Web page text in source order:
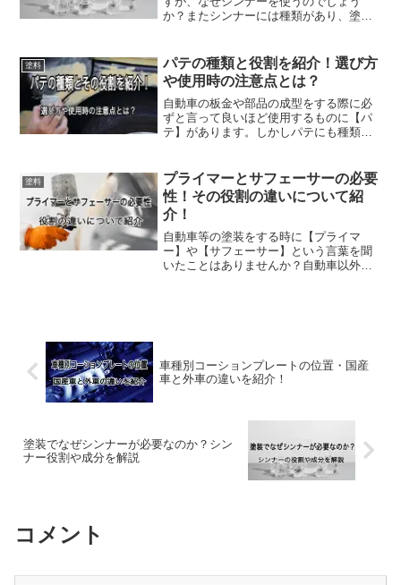
か？またシンナーには種類があり、塗料
種類について紹介していきます。シンナ
ーとはシンナーは基本的に塗...
塗料
パテの種類と役割を紹介！選び方
や使用時の注意点とは？
自動車の板金や部品の成型をする際に必
ずと言って良いほど使用するものに【パ
テ】があります。しかしパテにも種類が
ていきます。パテの役割そもそもパテと
はどのような役割を持つの...
塗料
プライマーとサフェーサーの必要
性！その役割の違いについて紹
介！
自動車等の塗装をする時に【プライマ
ー】や【サフェーサー】という言葉を聞
いたことはありませんか？自動車以外に
車種別コーションプレートの位置・国産
車と外車の違いを紹介！
塗装でなぜシンナーが必要なのか？シン
ナー役割や成分を解説
コメント